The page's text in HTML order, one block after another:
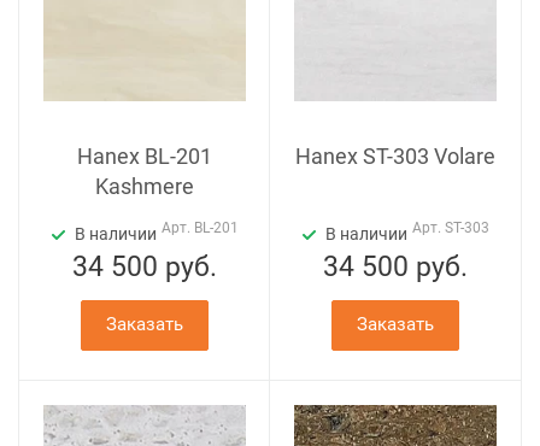
Hanex BL-201
Kashmere
В наличии Арт. BL-201
34 500 руб.
Заказать
Hanex ST-303 Volare
В наличии Арт. ST-303
34 500 руб.
Заказать